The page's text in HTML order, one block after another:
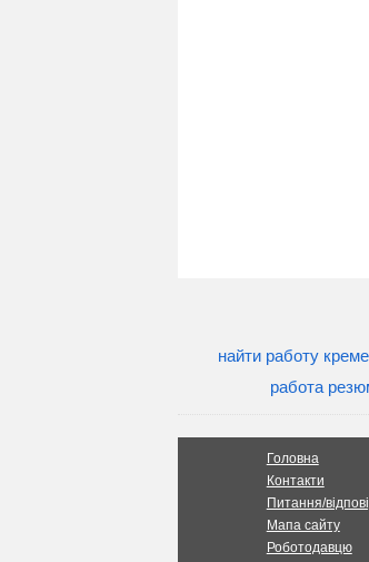
найти работу
работа
Головна
Контакти
Питання/
Мапа сайту
Роботодавцю